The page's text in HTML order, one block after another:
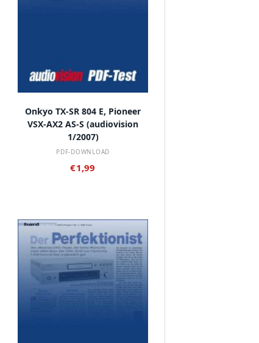
Onkyo TX-SR 804 E, Pioneer
VSX-AX2 AS-S (audiovision
1/2007)
PDF-DOWNLOAD
€1,99